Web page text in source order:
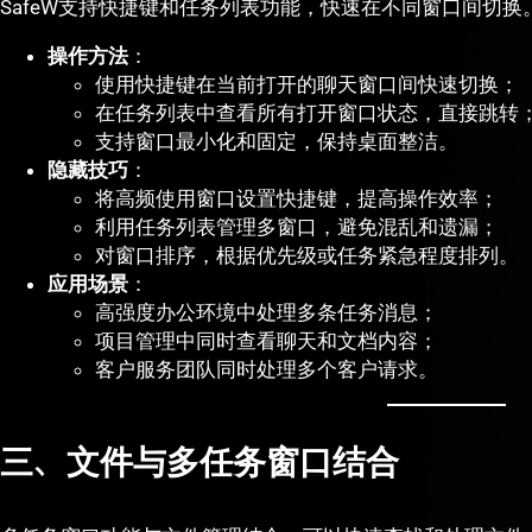
SafeW支持快捷键和任务列表功能，快速在不同窗口间切换
操作方法：
使用快捷键在当前打开的聊天窗口间快速切换；
在任务列表中查看所有打开窗口状态，直接跳转
支持窗口最小化和固定，保持桌面整洁。
隐藏技巧 ：
将高频使用窗口设置快捷键，提高操作效率；
利用任务列表管理多窗口，避免混乱和遗漏；
对窗口排序，根据优先级或任务紧急程度排列。
应用场景 ：
高强度办公环境中处理多条任务消息；
项目管理中同时查看聊天和文档内容；
客户服务团队同时处理多个客户请求。
三、文件与多任务窗口结合